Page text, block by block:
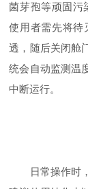
菌芽孢等顽固污
使用者需先将待
透，随后关闭舱
统会自动监测温
中断运行。
日常操作时，